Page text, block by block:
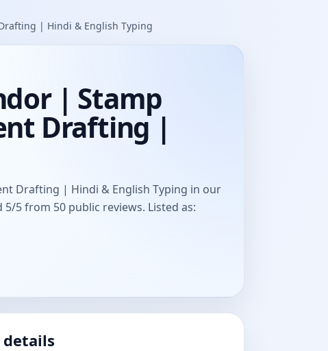
| Hindi & English Typing
| Stamp
Drafting |
Drafting | Hindi & English Typing in our
5 from 50 public reviews. Listed as:
details